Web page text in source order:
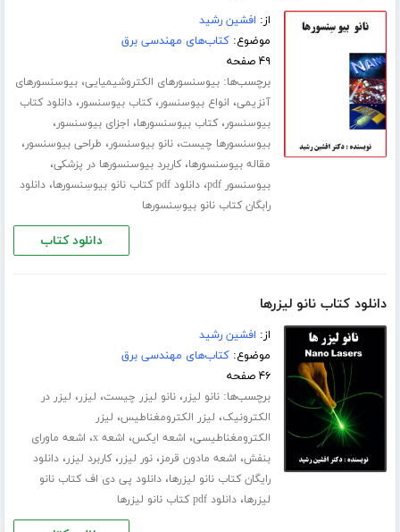
از: افشین رشید
موضوع:کتاب‌های مهندسی برق
۴۹ صفحه
برچسب‌ها:بیوسنسورهای الکتروشیمیایی،بیوسنسورهای
آنزیمی، انواع بیوسنسور،کتاب بیوسنسور،دانلود کتاب
بیوسنسور،کتاب بیوسنسورها، اجزای بیوسنسور،
بیوسنسورها چیست،نانو بیوسنسور، طراحی بیوسنسور،
مقاله بیوسنسورها،کاربرد بیوسنسورها در پزشکی،
بیوسنسور pdf ،دانلود pdf کتاب نانو بیوسِنسورها ،دانلود
رابگان کتاب نانو بیوسِنسورها
دانلود کتاب
دانلود کتاب نانو لیزرها
از: افشین رشید
موضوع:کتاب‌های مهندسی برق
۴۶ صفحه
برچسب‌ها:نانو لیزر،نانو لیزر چیست، لیزر، لیزر در
الکترونیک، لیزر الکترومغناطیس، لیزر
الکترومغناطیسی، اشعه ایکس، اشعه x ، اشعه ماورای
بنفش، اشعه مادون قرمز،نور لیزر،کاربرد لیزر،دانلود
رایگان کتاب نانو لیزرها،دانلود پی دی اف کتاب نانو
لیزرها،دانلود pdf کتاب نانو لیزرها